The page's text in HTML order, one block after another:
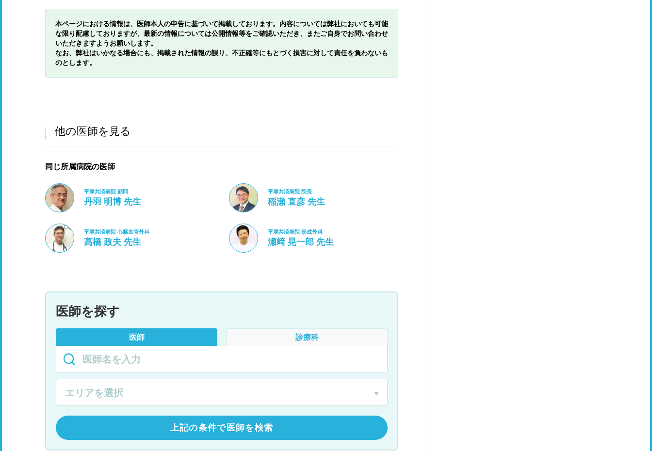
本ページにおける情報は、医師本人の申告に基づいて掲載しております。内容については弊社においても可能
な限り配慮しておりますが、最新の情報については公開情報等をご確認いただき、またご自身でお問い合わせ
いただきますようお願いします。
なお、弊社はいかなる場合にも、掲載された情報の誤り、不正確等にもとづく損害に対して責任を負わないも
のとします。
他の医師を見る
同じ所属病院の医師
平塚共済病院 顧問
丹羽 明博 先生
平塚共済病院 院長
稲瀬 直彦 先生
平塚共済病院 心臓血管外科
高橋 政夫 先生
平塚共済病院 形成外科
瀬﨑 晃一郎 先生
医師を探す
医師 診療科
上記の条件で医師を検索